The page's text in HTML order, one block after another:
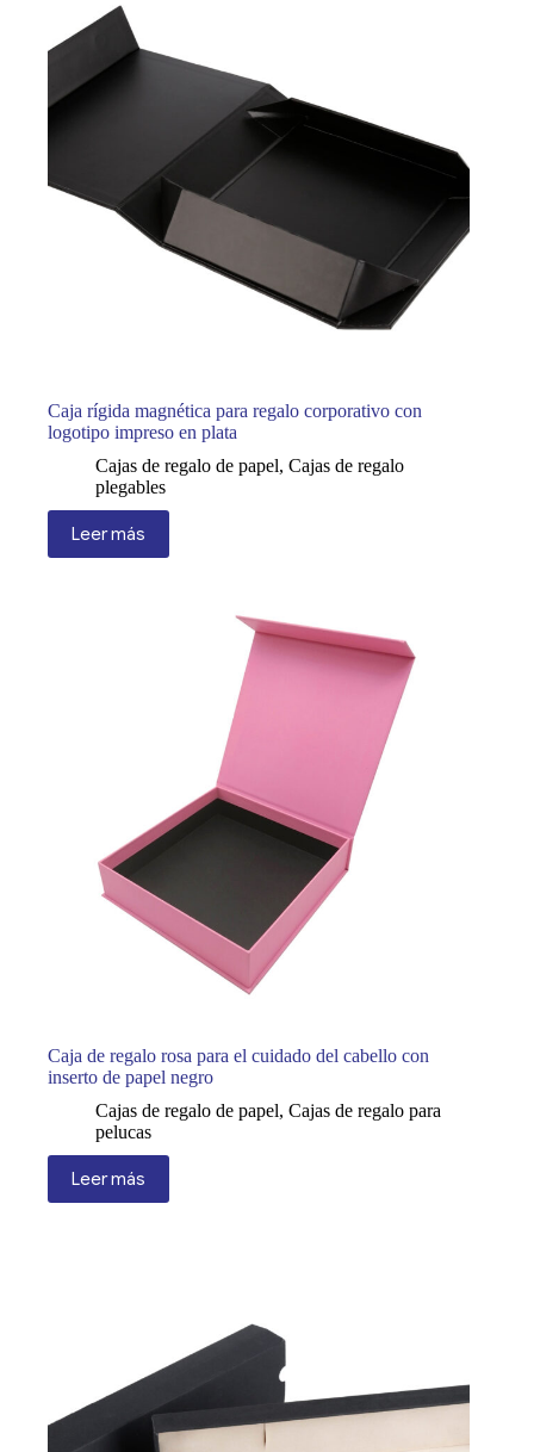
Caja rígida magnética para regalo corporativo con
logotipo impreso en plata
Cajas de regalo de papel, Cajas de regalo
plegables
Leer más
Caja de regalo rosa para el cuidado del cabello con
inserto de papel negro
Cajas de regalo de papel, Cajas de regalo para
pelucas
Leer más